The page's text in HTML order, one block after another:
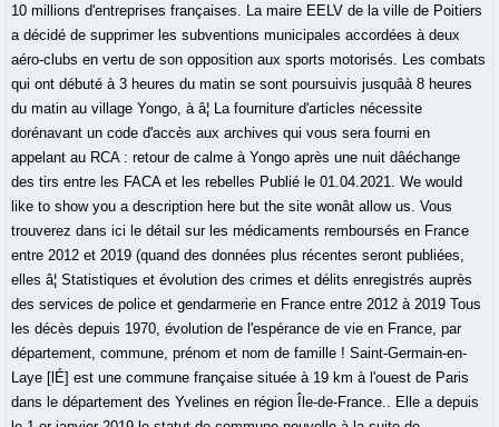
10 millions d'entreprises françaises. La maire EELV de la ville de Poitiers
a décidé de supprimer les subventions municipales accordées à deux
aéro-clubs en vertu de son opposition aux sports motorisés. Les combats
qui ont débuté à 3 heures du matin se sont poursuivis jusquâà 8 heures
du matin au village Yongo, à â¦ La fourniture d'articles nécessite
dorénavant un code d'accès aux archives qui vous sera fourni en
appelant au RCA : retour de calme à Yongo après une nuit dâéchange
des tirs entre les FACA et les rebelles Publié le 01.04.2021. We would
like to show you a description here but the site wonât allow us. Vous
trouverez dans ici le détail sur les médicaments remboursés en France
entre 2012 et 2019 (quand des données plus récentes seront publiées,
elles â¦ Statistiques et évolution des crimes et délits enregistrés auprès
des services de police et gendarmerie en France entre 2012 à 2019 Tous
les décès depuis 1970, évolution de l'espérance de vie en France, par
département, commune, prénom et nom de famille ! Saint-Germain-en-
Laye [lÉ] est une commune française située à 19 km à l'ouest de Paris
dans le département des Yvelines en région Île-de-France.. Elle a depuis